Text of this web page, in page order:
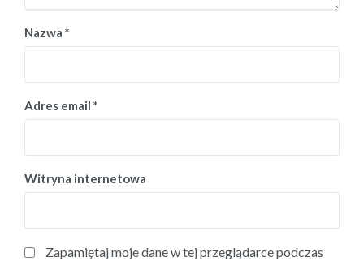
Nazwa *
Adres email *
Witryna internetowa
Zapamiętaj moje dane w tej przeglądarce podczas